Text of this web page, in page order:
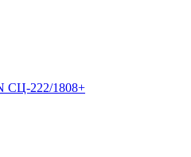
СЦ-222/1808+